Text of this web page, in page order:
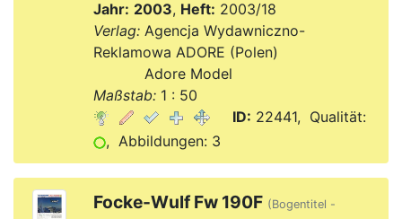
Jahr: 2003, Heft: 2003/18
Verlag:Agencja Wydawniczno-
Reklamowa ADORE (Polen)
Adore Model
Maßstab:1 : 50
ID: 22441, Qualität:
, Abbildungen: 3
Focke-Wulf Fw 190F (Bogentitel -